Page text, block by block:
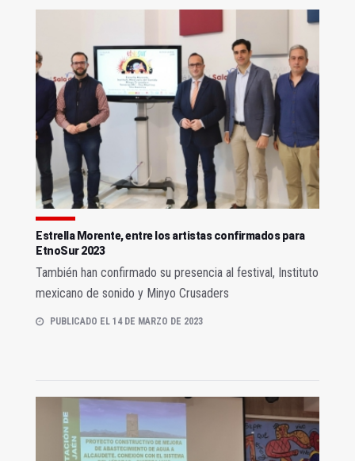
Estrella Morente, entre los artistas confirmados para
EtnoSur 2023
También han confirmado su presencia al festival, Instituto
mexicano de sonido y Minyo Crusaders
PUBLICADO EL 14 DE MARZO DE 2023